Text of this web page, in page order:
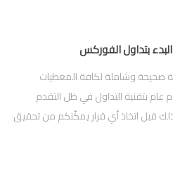
بتداول الفوركس
وشاملة لكافة المعطيات
بتقنية التداول في ظل التقدم
قبل اتخاذ أي قرار يمكّنكم من تحقيق